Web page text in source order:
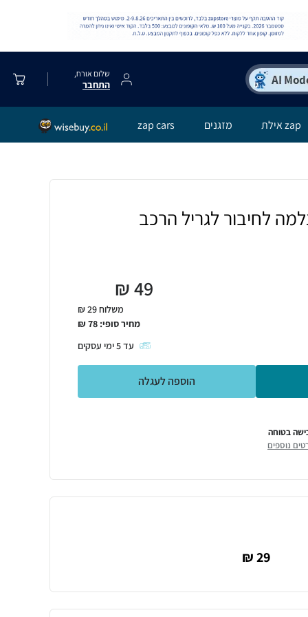
שלום אורח,
התחבר
zap אילת מזגנים zap cars
לחיבור לגריל הרכב
49
₪
משלוח 29 ₪
מחיר סופי: 78
₪
עד5ימי עסקים
הוספה לעגלה
בטוחה
נוספים
29 ₪